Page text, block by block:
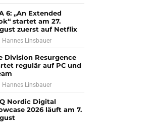
6: „An Extended
startet am 27.
zuerst auf Netflix
Hannes Linsbauer
Division Resurgence
regulär auf PC und
Hannes Linsbauer
Nordic Digital
2026 läuft am 7.